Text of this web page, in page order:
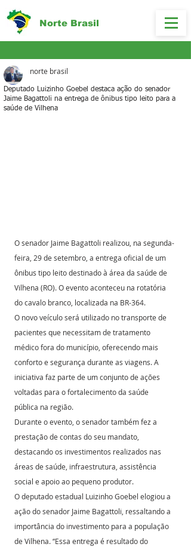
Norte Brasil
Deputado Luizinho Goebel destaca ação do senador
Jaime Bagattoli na entrega de ônibus tipo leito para a
saúde de Vilhena
norte brasil
O senador Jaime Bagattoli realizou, na segunda-
feira, 29 de setembro, a entrega oficial de um
ônibus tipo leito destinado à área da saúde de
Vilhena (RO). O evento aconteceu na rotatória
do cavalo branco, localizada na BR-364.
O novo veículo será utilizado no transporte de
pacientes que necessitam de tratamento
médico fora do município, oferecendo mais
conforto e segurança durante as viagens. A
iniciativa faz parte de um conjunto de ações
voltadas para o fortalecimento da saúde
pública na região.
Durante o evento, o senador também fez a
prestação de contas do seu mandato,
destacando os investimentos realizados nas
áreas de saúde, infraestrutura, assistência
social e apoio ao pequeno produtor.
O deputado estadual Luizinho Goebel elogiou a
ação do senador Jaime Bagattoli, ressaltando a
importância do investimento para a população
de Vilhena. “Essa entrega é resultado do